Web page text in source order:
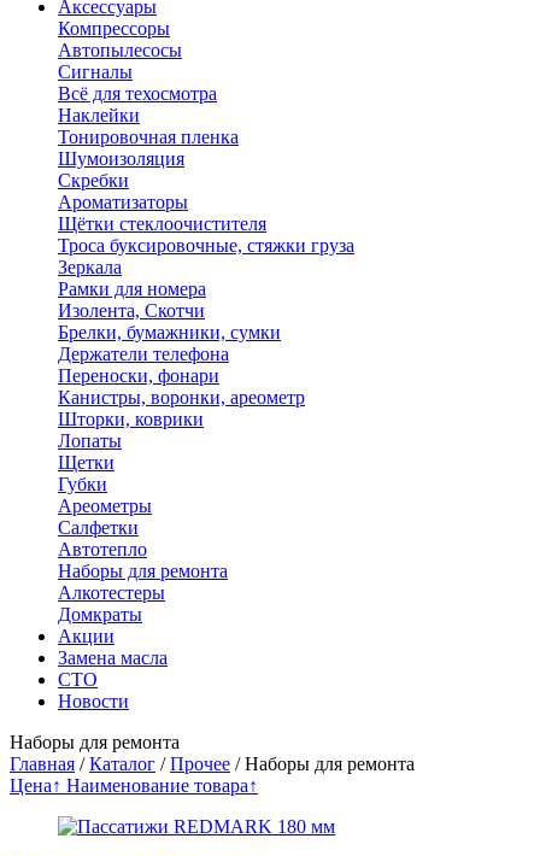
Аксесcуары
Компрессоры
Автопылесосы
Сигналы
Всё для техосмотра
Наклейки
Тонировочная пленка
Шумоизоляция
Скребки
Ароматизаторы
Щётки стеклоочистителя
Троса буксировочные, стяжки груза
Зеркала
Рамки для номера
Изолента, Скотчи
Брелки, бумажники, сумки
Держатели телефона
Переноски, фонари
Канистры, воронки, ареометр
Шторки, коврики
Лопаты
Щетки
Губки
Ареометры
Салфетки
Автотепло
Наборы для ремонта
Алкотестеры
Домкраты
Акции
Замена масла
СТО
Новости
Наборы для ремонта
Главная /Каталог /Прочее /Наборы для ремонта
Цена↑ Наименование товара↑